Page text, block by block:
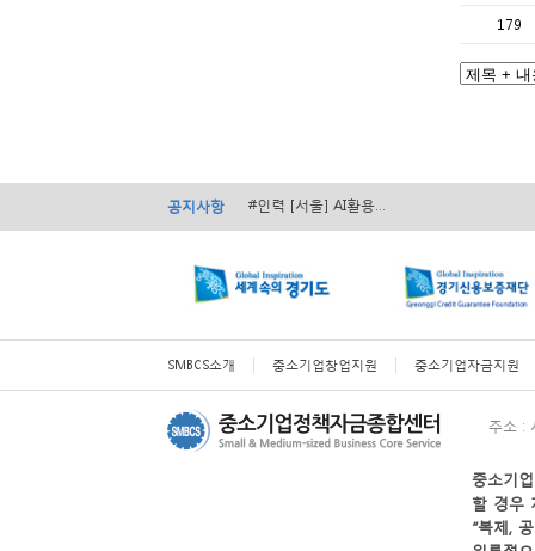
179
공지사항
#인력 [서울] AI활용...
#인력 [전국] 2026...
#경영 [서울] 서초구 ...
SMBCS소개 중소기업창업지원 중소기업자금지원
주소 :
할 경우